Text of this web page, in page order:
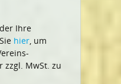
Ihre
hier, um
zzgl. MwSt. zu